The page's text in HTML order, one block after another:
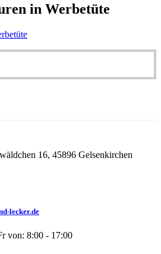
in Werbetüte
16, 45896 Gelsenkirchen
lecker.de
von: 8:00 - 17:00